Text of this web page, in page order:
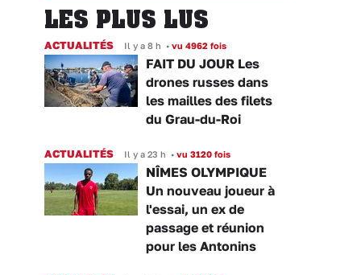
LES PLUS LUS
ACTUALITÉS Il y a 8 h • vu 4962 fois
FAIT DU JOUR Les
drones russes dans
les mailles des filets
du Grau-du-Roi
ACTUALITÉS Il y a 23 h • vu 3120 fois
NÎMES OLYMPIQUE
Un nouveau joueur à
l'essai, un ex de
passage et réunion
pour les Antonins